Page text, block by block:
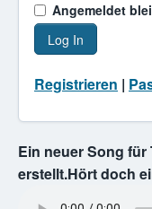
Angemeldet
Log In
Registrieren |
Ein neuer Song für
erstellt.Hört doch